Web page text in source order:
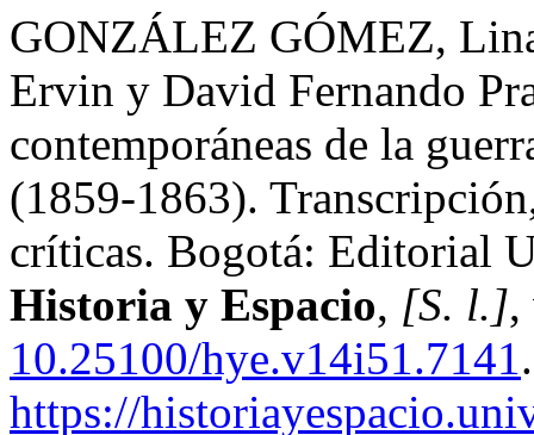
GONZÁLEZ GÓMEZ,
Ervin y David Fernando
contemporáneas de la
(1859-1863).
críticas. Bogotá: Editorial
Historia y Espacio, [S. l.],
10.25100/hye.v14i51.7141
https://